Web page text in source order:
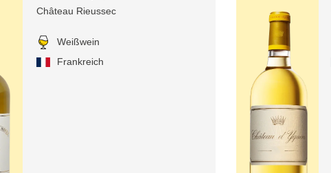
Château Rieussec
Weißwein
Frankreich